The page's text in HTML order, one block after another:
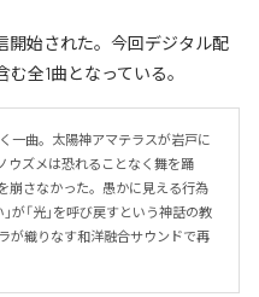
開始された。今回デジタル配
む全1曲となっている。
一曲。太陽神アマテラスが岩戸に
ウズメは恐れることなく舞を踊
崩さなかった。愚かに見える行為
が「光」を呼び戻すという神話の教
が織りなす和洋融合サウンドで再